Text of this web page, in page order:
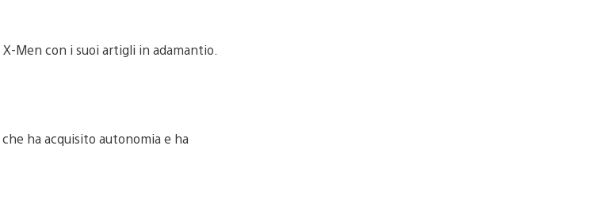
Men con i suoi artigli in adamantio.
ha acquisito autonomia e ha